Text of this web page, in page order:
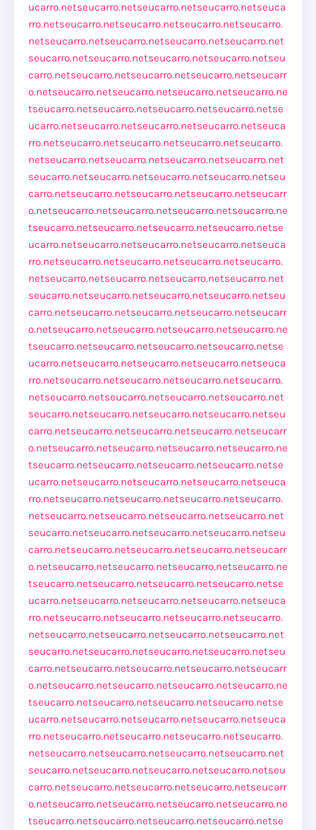
ucarro.netseucarro.netseucarro.netseucarro.netseuca
rro.netseucarro.netseucarro.netseucarro.netseucarro.
netseucarro.netseucarro.netseucarro.netseucarro.net
seucarro.netseucarro.netseucarro.netseucarro.netseu
carro.netseucarro.netseucarro.netseucarro.netseucarr
o.netseucarro.netseucarro.netseucarro.netseucarro.ne
tseucarro.netseucarro.netseucarro.netseucarro.netse
ucarro.netseucarro.netseucarro.netseucarro.netseuca
rro.netseucarro.netseucarro.netseucarro.netseucarro.
netseucarro.netseucarro.netseucarro.netseucarro.net
seucarro.netseucarro.netseucarro.netseucarro.netseu
carro.netseucarro.netseucarro.netseucarro.netseucarr
o.netseucarro.netseucarro.netseucarro.netseucarro.ne
tseucarro.netseucarro.netseucarro.netseucarro.netse
ucarro.netseucarro.netseucarro.netseucarro.netseuca
rro.netseucarro.netseucarro.netseucarro.netseucarro.
netseucarro.netseucarro.netseucarro.netseucarro.net
seucarro.netseucarro.netseucarro.netseucarro.netseu
carro.netseucarro.netseucarro.netseucarro.netseucarr
o.netseucarro.netseucarro.netseucarro.netseucarro.ne
tseucarro.netseucarro.netseucarro.netseucarro.netse
ucarro.netseucarro.netseucarro.netseucarro.netseuca
rro.netseucarro.netseucarro.netseucarro.netseucarro.
netseucarro.netseucarro.netseucarro.netseucarro.net
seucarro.netseucarro.netseucarro.netseucarro.netseu
carro.netseucarro.netseucarro.netseucarro.netseucarr
o.netseucarro.netseucarro.netseucarro.netseucarro.ne
tseucarro.netseucarro.netseucarro.netseucarro.netse
ucarro.netseucarro.netseucarro.netseucarro.netseuca
rro.netseucarro.netseucarro.netseucarro.netseucarro.
netseucarro.netseucarro.netseucarro.netseucarro.net
seucarro.netseucarro.netseucarro.netseucarro.netseu
carro.netseucarro.netseucarro.netseucarro.netseucarr
o.netseucarro.netseucarro.netseucarro.netseucarro.ne
tseucarro.netseucarro.netseucarro.netseucarro.netse
ucarro.netseucarro.netseucarro.netseucarro.netseuca
rro.netseucarro.netseucarro.netseucarro.netseucarro.
netseucarro.netseucarro.netseucarro.netseucarro.net
seucarro.netseucarro.netseucarro.netseucarro.netseu
carro.netseucarro.netseucarro.netseucarro.netseucarr
o.netseucarro.netseucarro.netseucarro.netseucarro.ne
tseucarro.netseucarro.netseucarro.netseucarro.netse
ucarro.netseucarro.netseucarro.netseucarro.netseuca
rro.netseucarro.netseucarro.netseucarro.netseucarro.
netseucarro.netseucarro.netseucarro.netseucarro.net
seucarro.netseucarro.netseucarro.netseucarro.netseu
carro.netseucarro.netseucarro.netseucarro.netseucarr
o.netseucarro.netseucarro.netseucarro.netseucarro.ne
tseucarro.netseucarro.netseucarro.netseucarro.netse